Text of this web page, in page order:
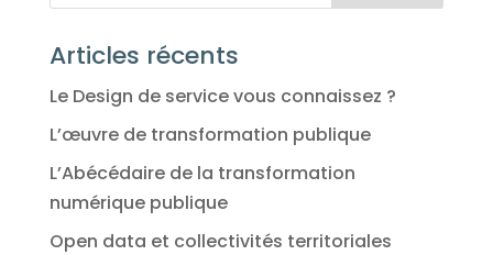
Articles récents
Le Design de service vous connaissez ?
L’œuvre de transformation publique
L’Abécédaire de la transformation
numérique publique
Open data et collectivités territoriales